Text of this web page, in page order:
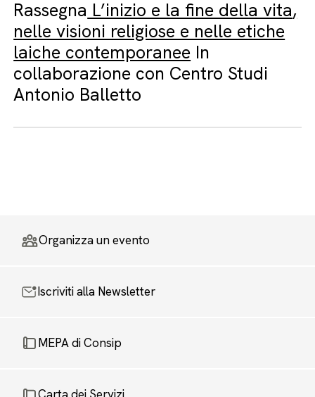
Rassegna L’inizio e la fine della vita,
nelle visioni religiose e nelle etiche
laiche contemporanee In
collaborazione con Centro Studi
Antonio Balletto
Organizza un evento
Iscriviti alla Newsletter
MEPA di Consip